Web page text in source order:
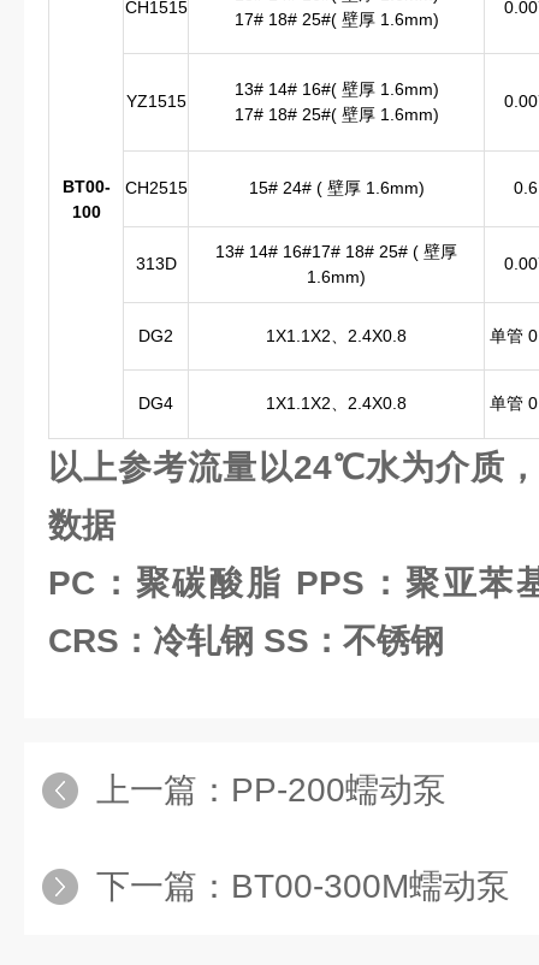
BT00-
100
CH1515
17# 18# 25#( 壁厚 1.6mm)
YZ1515
13# 14# 16#( 壁厚 1.6mm)
17# 18# 25#( 壁厚 1.6mm)
CH2515 15# 24# ( 壁厚 1.6mm)
313D
13# 14# 16#17# 18# 25# ( 壁厚
1.6mm)
DG2 1X1.1X2、2.4X0.8 单管
DG4 1X1.1X2、2.4X0.8 单管
以上参考流量以24℃水为介质
数据
PC：聚碳酸脂 PPS： 聚亚苯
CRS：冷轧钢 SS：不锈钢
上一篇： PP-200蠕动泵
下一篇： BT00-300M蠕动泵